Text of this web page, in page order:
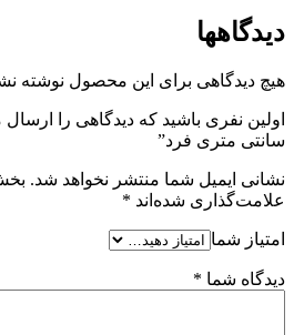
دیدگاهها
هیچ دیدگاهی برای این محصول نوشته
سانتی متری فرد”
نشانی ایمیل شما منتشر نخواهد شد.
علامت‌گذاری شده‌اند *
امتیاز شما
دیدگاه شما *